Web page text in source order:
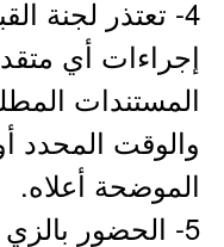
4- تعتذر لجنة
إجراءات أي
المستندات
والوقت المحدد
الموضحة أعلاه.
5- الحضور